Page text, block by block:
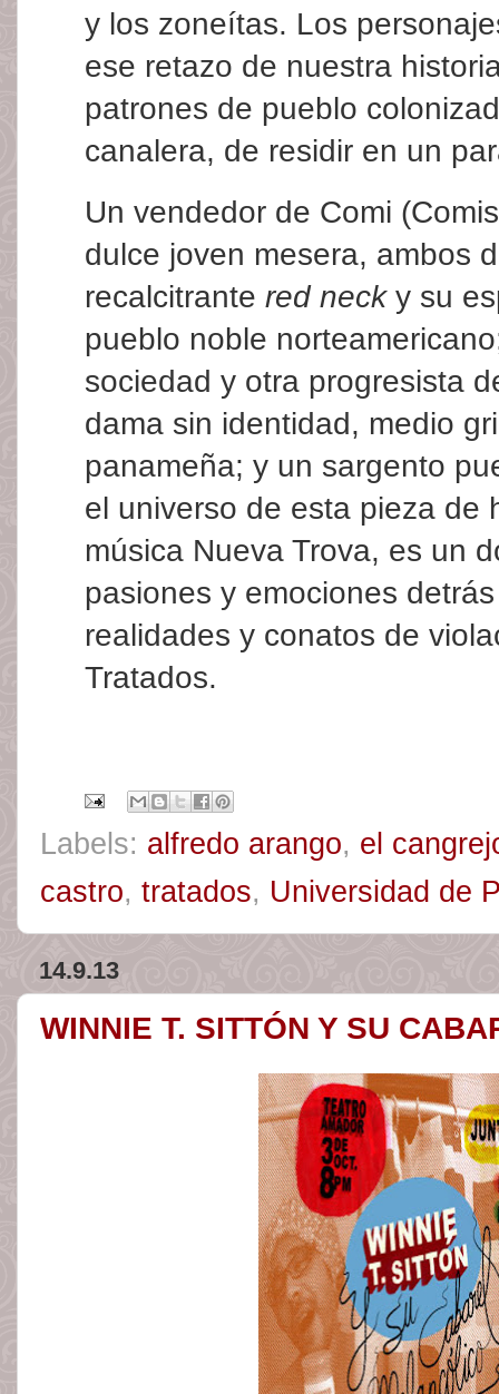
y los zoneítas. Los
ese retazo de nuestra
patrones de pueblo
canalera, de residir en un
Un vendedor de Comi
dulce joven mesera, ambos
recalcitrante red necky su
pueblo noble
sociedad y otra progresista
dama sin identidad, medio
panameña; y un sargento
el universo de esta pieza de
música Nueva Trova, es un
pasiones y emociones
realidades y conatos de
Tratados.
Labels: alfredo arango, el
castro, tratados, Universidad de
14.9.13
WINNIE T. SITTÓN Y SU